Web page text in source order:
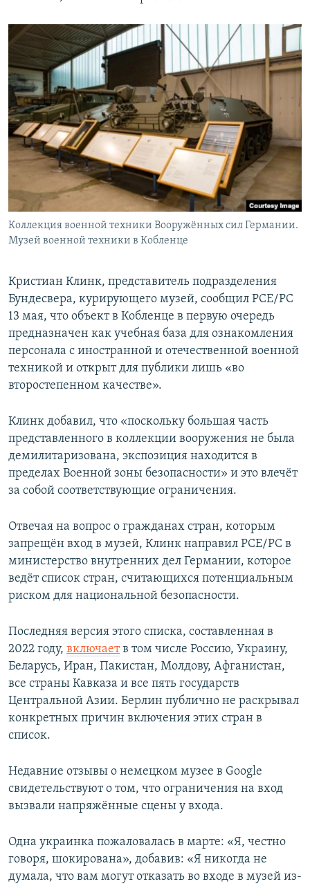
Коллекция военной техники Вооружённых сил Германии.
Музей военной техники в Кобленце
Кристиан Клинк, представитель подразделения
Бундесвера, курирующего музей, сообщил РСЕ/РС
13 мая, что объект в Кобленце в первую очередь
предназначен как учебная база для ознакомления
персонала с иностранной и отечественной военной
техникой и открыт для публики лишь «во
второстепенном качестве».
Клинк добавил, что «поскольку большая часть
представленного в коллекции вооружения не была
демилитаризована, экспозиция находится в
пределах Военной зоны безопасности» и это влечёт
за собой соответствующие ограничения.
Отвечая на вопрос о гражданах стран, которым
запрещён вход в музей, Клинк направил РСЕ/РС в
министерство внутренних дел Германии, которое
ведёт список стран, считающихся потенциальным
риском для национальной безопасности.
Последняя версия этого списка, составленная в
2022 году, включаетв том числе Россию, Украину,
Беларусь, Иран, Пакистан, Молдову, Афганистан,
все страны Кавказа и все пять государств
Центральной Азии. Берлин публично не раскрывал
конкретных причин включения этих стран в
список.
Недавние отзывы о немецком музее в Google
свидетельствуют о том, что ограничения на вход
вызвали напряжённые сцены у входа.
Одна украинка пожаловалась в марте: «Я, честно
говоря, шокирована», добавив: «Я никогда не
думала, что вам могут отказать во входе в музей из-